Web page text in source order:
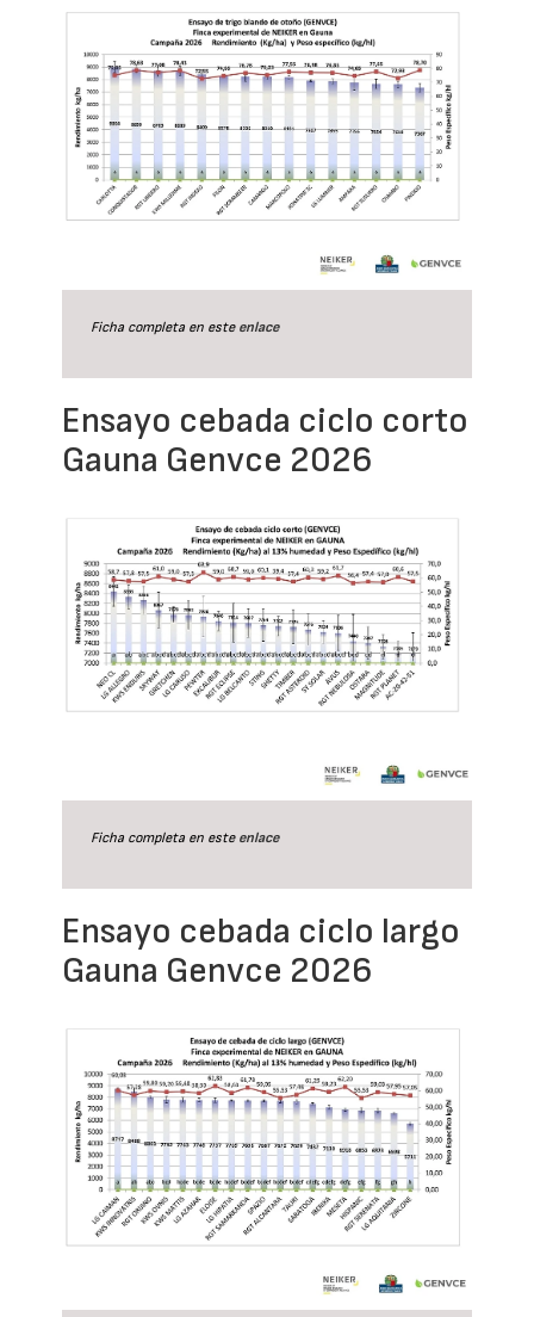
Ficha completa en este enlace
Ensayo cebada ciclo corto
Gauna Genvce 2026
Ficha completa en este enlace
Ensayo cebada ciclo largo
Gauna Genvce 2026